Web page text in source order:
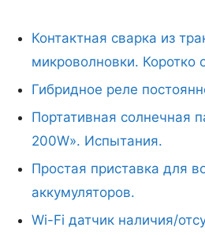
Контактная сварка из
микроволновки. Коротко
Гибридное реле
Портативная солнечная
200W». Испытания.
Простая приставка для
аккумуляторов.
Wi-Fi датчик наличия/